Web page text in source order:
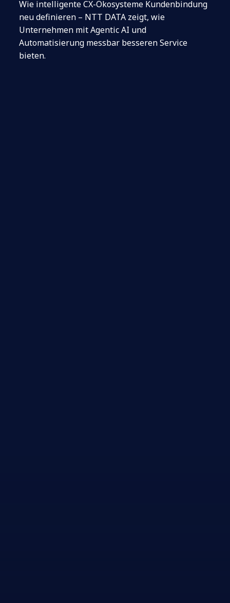
Wie intelligente CX-Ökosysteme Kundenbindung
neu definieren – NTT DATA zeigt, wie
Unternehmen mit Agentic AI und
Automatisierung messbar besseren Service
bieten.